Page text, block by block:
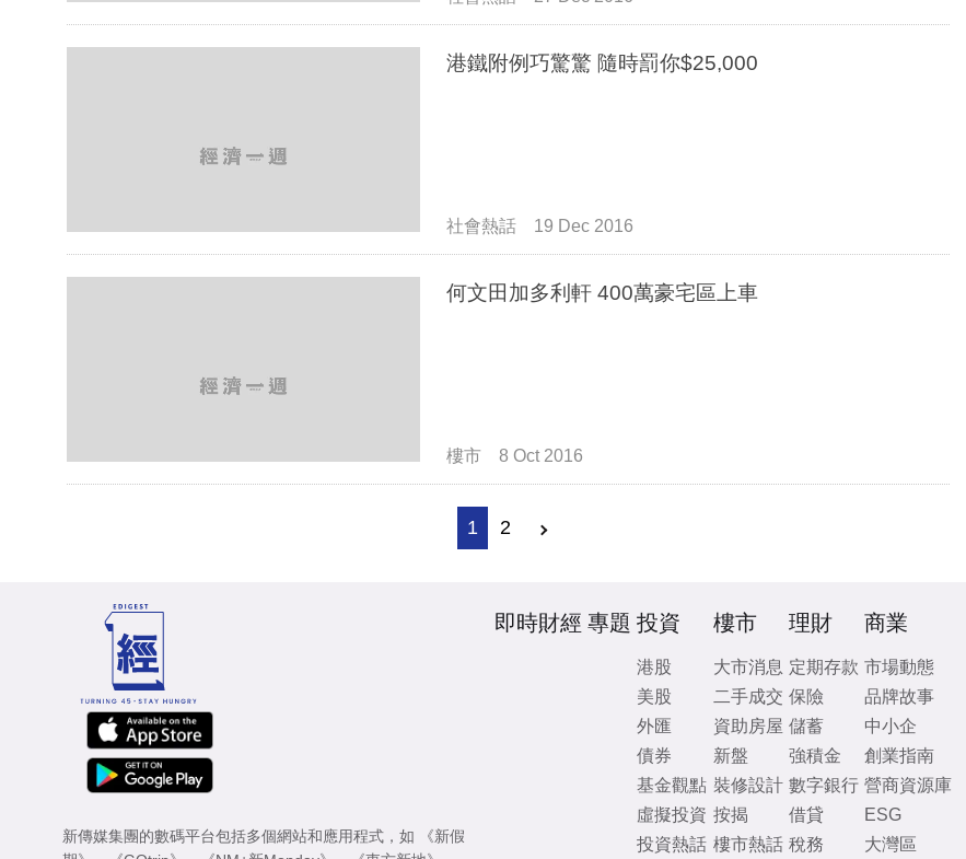
港鐵附例巧驚驚 隨時罰你$25,000
社會熱話 19 Dec 2016
何文田加多利軒 400萬豪宅區上車
樓市 8 Oct 2016
1 2
新傳媒集團的數碼平台包括多個網站和應用程式，如
《新假
即時財經 專題 投資
港股
美股
外匯
債券
基金觀點
虛擬投資
投資熱話
樓市
大市消息
二手成交
資助房屋
新盤
裝修設計
按揭
樓市熱話
理財
定期存款
保險
儲蓄
強積金
數字銀行
借貸
稅務
商業
市場動態
品牌故事
中小企
創業指南
營商資源庫
ESG
大灣區